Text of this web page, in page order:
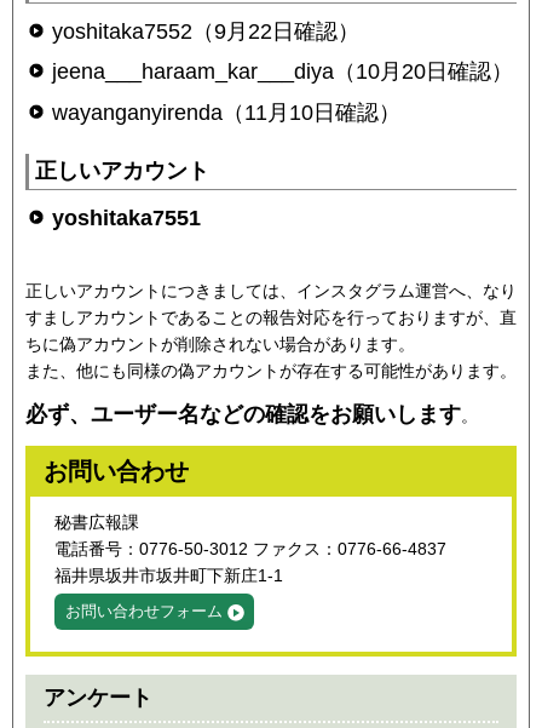
yoshitaka7552（9月22日確認）
jeena___haraam_kar___diya（10月20日確認）
wayanganyirenda（11月10日確認）
正しいアカウント
yoshitaka7551
正しいアカウントにつきましては、インスタグラム運営へ、なり
すましアカウントであることの報告対応を行っておりますが、直
ちに偽アカウントが削除されない場合があります。
また、他にも同様の偽アカウントが存在する可能性があります。
必ず、ユーザー名などの確認をお願いします。
お問い合わせ
秘書広報課
電話番号：0776-50-3012 ファクス：0776-66-4837
福井県坂井市坂井町下新庄1-1
お問い合わせフォーム
アンケート